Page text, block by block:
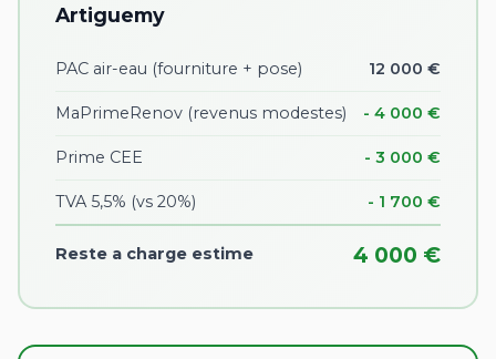
Artiguemy
PAC air-eau (fourniture + pose) 12 000 €
MaPrimeRenov (revenus modestes) - 4 000 €
Prime CEE - 3 000 €
TVA 5,5% (vs 20%) - 1 700 €
Reste a charge estime 4 000 €